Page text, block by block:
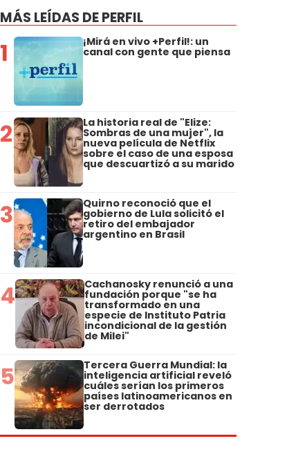
MÁS LEÍDAS DE PERFIL
1 ¡Mirá en vivo +Perfil!: un
canal con gente que piensa
2 La historia real de "Elize:
Sombras de una mujer", la
nueva película de Netflix
sobre el caso de una esposa
que descuartizó a su marido
3 Quirno reconoció que el
gobierno de Lula solicitó el
retiro del embajador
argentino en Brasil
4 Cachanosky renunció a una
fundación porque "se ha
transformado en una
especie de Instituto Patria
incondicional de la gestión
de Milei"
5 Tercera Guerra Mundial: la
inteligencia artificial reveló
cuáles serían los primeros
países latinoamericanos en
ser derrotados